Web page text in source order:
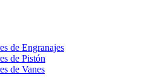
de Engranajes
de Pistón
de Vanes